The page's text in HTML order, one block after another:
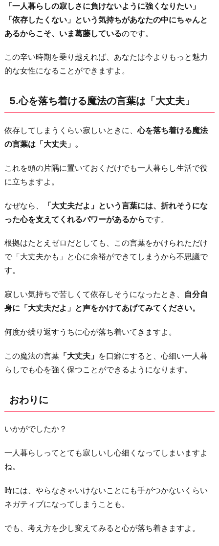
「一人暮らしの寂しさに負けないように強くなりたい」
「依存したくない」という気持ちがあなたの中にちゃんと
あるからこそ、いま葛藤しているのです。
この辛い時期を乗り越えれば、あなたは今よりもっと魅力
的な女性になることができますよ。
5.心を落ち着ける魔法の言葉は「大丈夫」
依存してしまうくらい寂しいときに、心を落ち着ける魔法
の言葉は「大丈夫」。
これを頭の片隅に置いておくだけでも一人暮らし生活で役
に立ちますよ。
なぜなら、
「大丈夫だよ」という言葉には、折れそうにな
った心を支えてくれるパワーがあるからです。
根拠はたとえゼロだとしても、この言葉をかけられただけ
で「大丈夫かも」と心に余裕ができてしまうから不思議で
す。
寂しい気持ちで苦しくて依存しそうになったとき、 自分自
身に「大丈夫だよ」と声をかけてあげてみてください。
何度か繰り返すうちに心が落ち着いてきますよ。
この魔法の言葉 「大丈夫」 を口癖にすると、心細い一人暮
らしでも心を強く保つことができるようになります。
おわりに
いかがでしたか？
一人暮らしってとても寂しいし心細くなってしまいますよ
ね。
時には、やらなきゃいけないことにも手がつかないくらい
ネガティブになってしまうことも。
でも、考え方を少し変えてみると心が落ち着きますよ。